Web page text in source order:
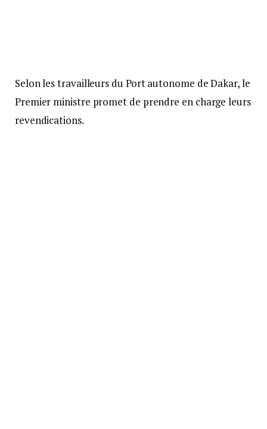
Selon les travailleurs du Port autonome de Dakar, le
Premier ministre promet de prendre en charge leurs
revendications.